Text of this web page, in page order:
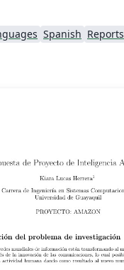
Spanish Reports